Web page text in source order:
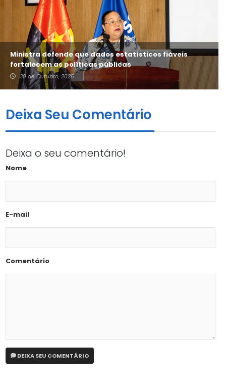
Ministra defende que dados estatísticos fiáveis
fortalecem as políticas públicas
30 de Outubro, 2025
Deixa Seu Comentário
Deixa o seu comentário!
Nome
E-mail
Comentário
DEIXA SEU COMENTÁRIO